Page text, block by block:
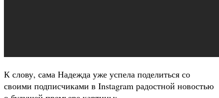
К слову, сама Надежда уже успела поделиться со
своими подписчиками в Instagram радостной новостью